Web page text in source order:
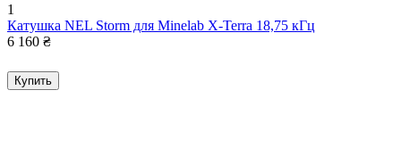
1
Катушка NEL Storm для Minelab X-Terra 18,75 кГц
6 160 ₴
Купить